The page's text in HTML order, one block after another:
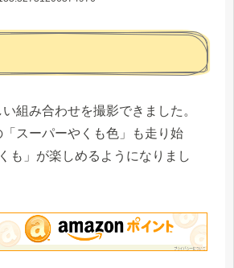
組み合わせを撮影できました。
スーパーやくも色」も走り始
も」が楽しめるようになりまし